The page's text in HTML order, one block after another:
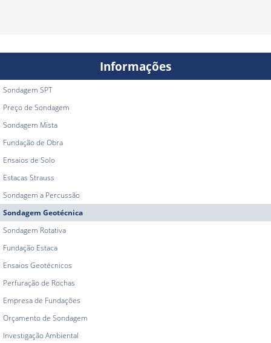
Informações
Sondagem SPT
Preço de Sondagem
Sondagem Mista
Fundação de Obra
Ensaios de Solo
Estacas Strauss
Sondagem a Percussão
Sondagem Geotécnica
Sondagem Rotativa
Fundação Estaca
Ensaios Geotécnicos
Perfuração de Rochas
Empresa de Fundações
Orçamento de Sondagem
Investigação Ambiental